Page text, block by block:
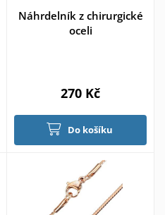
Náhrdelník z chirurgické
oceli
270 Kč
Do košíku